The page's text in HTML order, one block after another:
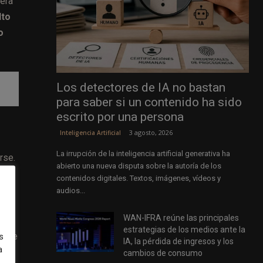
Los detectores de IA no bastan
para saber si un contenido ha sido
escrito por una persona
Inteligencia Artificial 3 agosto, 2026
La irrupción de la inteligencia artificial generativa ha
abierto una nueva disputa sobre la autoría de los
contenidos digitales. Textos, imágenes, vídeos y
audios...
WAN-IFRA reúne las principales
estrategias de los medios ante la
IA, la pérdida de ingresos y los
cambios de consumo